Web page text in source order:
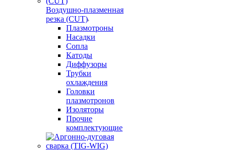
Воздушно-плазменная
резка (CUT)
Плазмотроны
Насадки
Сопла
Катоды
Диффузоры
Трубки
охлаждения
Головки
плазмотронов
Изоляторы
Прочие
комплектующие